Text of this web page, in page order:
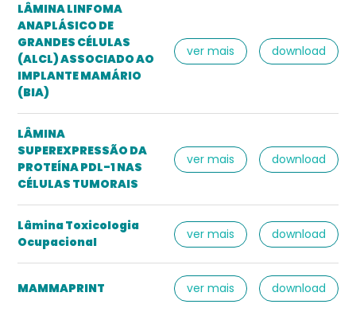
LÂMINA LINFOMA
ANAPLÁSICO DE
GRANDES CÉLULAS
(ALCL) ASSOCIADO AO
IMPLANTE MAMÁRIO
(BIA)
ver mais download
LÂMINA
SUPEREXPRESSÃO DA
PROTEÍNA PDL-1 NAS
CÉLULAS TUMORAIS
ver mais download
Lâmina Toxicologia
Ocupacional
ver mais download
MAMMAPRINT ver mais download